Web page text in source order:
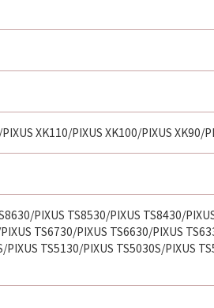
XK110/PIXUS XK100/PIXUS XK90/
PIXUS TS8530/PIXUS TS8430/
TS6730/PIXUS TS6630/PIXUS
TS5130/PIXUS TS5030S/PIXUS